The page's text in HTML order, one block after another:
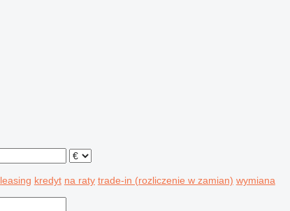
leasing kredyt na raty trade-in (rozliczenie w zamian) wymiana